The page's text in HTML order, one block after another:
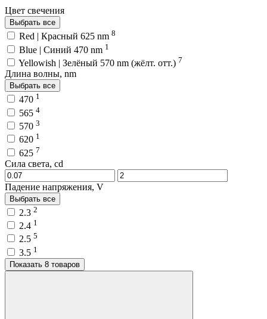
Цвет свечения
Выбрать все
Red | Красный 625 nm 8
Blue | Синий 470 nm 1
Yellowish | Зелёный 570 nm (жёлт. отт.) 7
Длина волны, nm
Выбрать все
470 1
565 4
570 3
620 1
625 7
Сила света, cd
Падение напряжения, V
Выбрать все
2.3 2
2.4 1
2.5 5
3.5 1
Показать 8 товаров